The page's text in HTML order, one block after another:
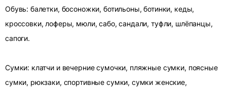
Обувь: балетки, босоножки, ботильоны, ботинки, кеды,
кроссовки, лоферы, мюли, сабо, сандали, туфли, шлёпанцы,
сапоги.
Сумки: клатчи и вечерние сумочки, пляжные сумки, поясные
сумки, рюкзаки, спортивные сумки, сумки женские,